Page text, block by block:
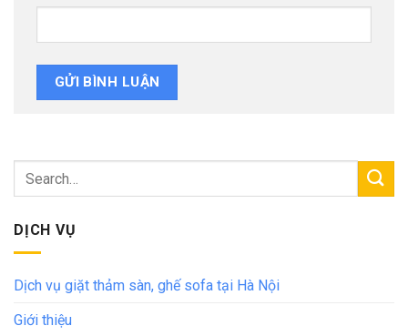
DỊCH VỤ
Dịch vụ giặt thảm sàn, ghế sofa tại Hà Nội
Giới thiệu